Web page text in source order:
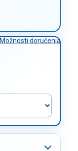
Možnosti doručenia